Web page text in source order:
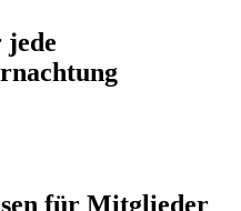
jede
für Mitglieder